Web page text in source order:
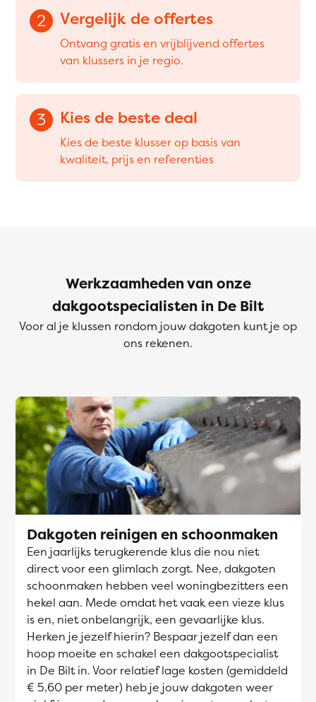
2 Vergelijk de offertes
Ontvang gratis en vrijblijvend offertes
van klussers in je regio.
3 Kies de beste deal
Kies de beste klusser op basis van
kwaliteit, prijs en referenties
Werkzaamheden van onze
dakgootspecialisten in De Bilt
Voor al je klussen rondom jouw dakgoten kunt je op
ons rekenen.
Dakgoten reinigen en schoonmaken
Een jaarlijks terugkerende klus die nou niet
direct voor een glimlach zorgt. Nee, dakgoten
schoonmaken hebben veel woningbezitters een
hekel aan. Mede omdat het vaak een vieze klus
is en, niet onbelangrijk, een gevaarlijke klus.
Herken je jezelf hierin? Bespaar jezelf dan een
hoop moeite en schakel een dakgootspecialist
in De Bilt in. Voor relatief lage kosten (gemiddeld
€ 5,60 per meter) heb je jouw dakgoten weer